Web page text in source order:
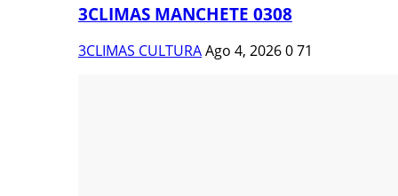
3CLIMAS MANCHETE 0308
3CLIMAS CULTURAAgo 4, 2026071